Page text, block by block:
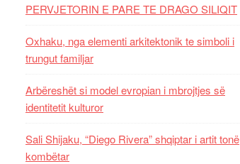
PERVJETORIN E PARE TE DRAGO SILIQIT
Oxhaku, nga elementi arkitektonik te simboli i
trungut familjar
Arbëreshët si model evropian i mbrojtjes së
identitetit kulturor
Sali Shijaku, “Diego Rivera” shqiptar i artit tonë
kombëtar